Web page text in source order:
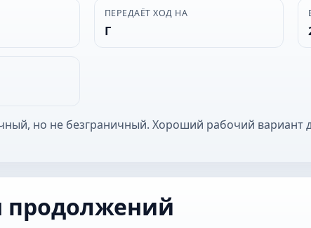
ПЕРЕДАЁТ ХОД НА
Г
но не безграничный. Хороший рабочий вариант